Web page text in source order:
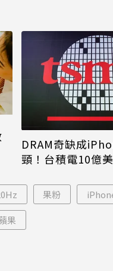
DRAM奇缺成
頸！台積電10億
果粉
果